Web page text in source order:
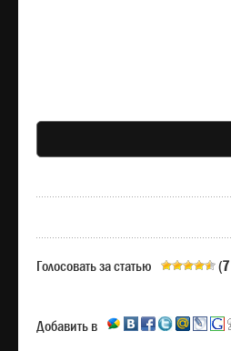
Голосовать за статью (7
Добавить в